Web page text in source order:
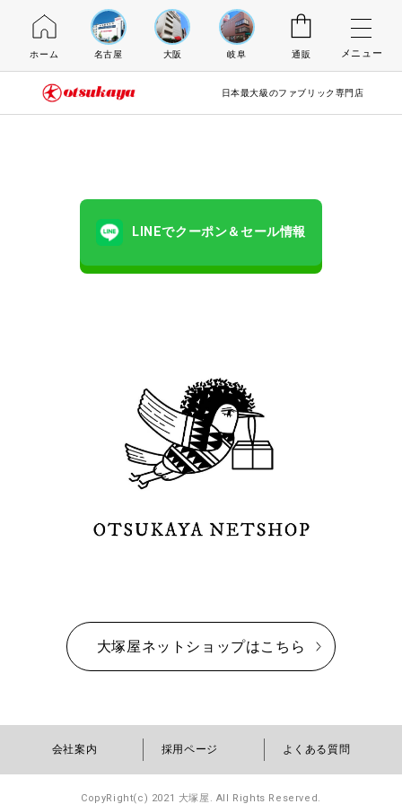
日本最大級のファブリック専門店
ホーム 名古屋 大阪 岐阜 通販 メニュー
LINEでクーポン＆セール情報
大塚屋ネットショップはこちら
会社案内 採用ページ よくある質問
CopyRight(c) 2021 大塚屋. All Rights Reserved.